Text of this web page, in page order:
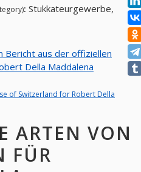
: Stukkateurgewerbe,
Bericht aus der offiziellen
Della Maddalena
of Switzerland for Robert Della
ARTEN VON
FÜR